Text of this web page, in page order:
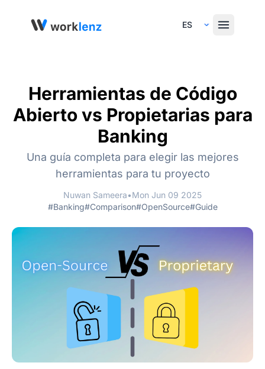
Select Language
Herramientas de Código
Abierto vs Propietarias para
Banking
Una guía completa para elegir las mejores
herramientas para tu proyecto
Nuwan Sameera•Mon Jun 09 2025
#Banking#Comparison#OpenSource#Guide